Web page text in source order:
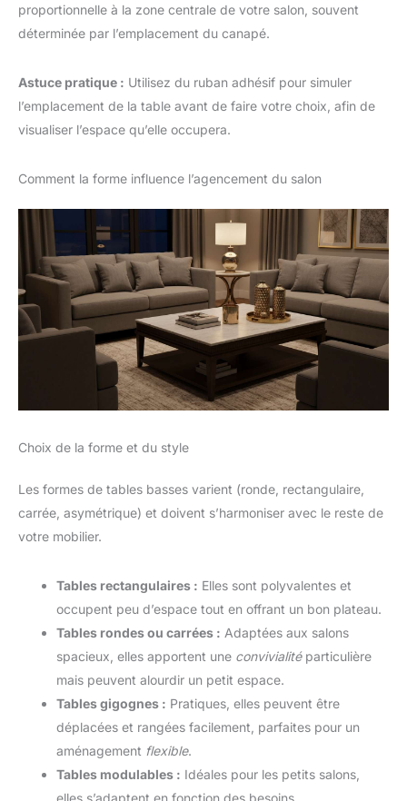
proportionnelle à la zone centrale de votre salon, souvent
déterminée par l’emplacement du canapé.
Astuce pratique : Utilisez du ruban adhésif pour simuler
l’emplacement de la table avant de faire votre choix, afin de
visualiser l’espace qu’elle occupera.
Comment la forme influence l’agencement du salon
Choix de la forme et du style
Les formes de tables basses varient (ronde, rectangulaire,
carrée, asymétrique) et doivent s’harmoniser avec le reste de
votre mobilier.
Tables rectangulaires : Elles sont polyvalentes et
occupent peu d’espace tout en offrant un bon plateau.
Tables rondes ou carrées : Adaptées aux salons
spacieux, elles apportent une convivialitéparticulière
mais peuvent alourdir un petit espace.
Tables gigognes : Pratiques, elles peuvent être
déplacées et rangées facilement, parfaites pour un
aménagement flexible.
Tables modulables : Idéales pour les petits salons,